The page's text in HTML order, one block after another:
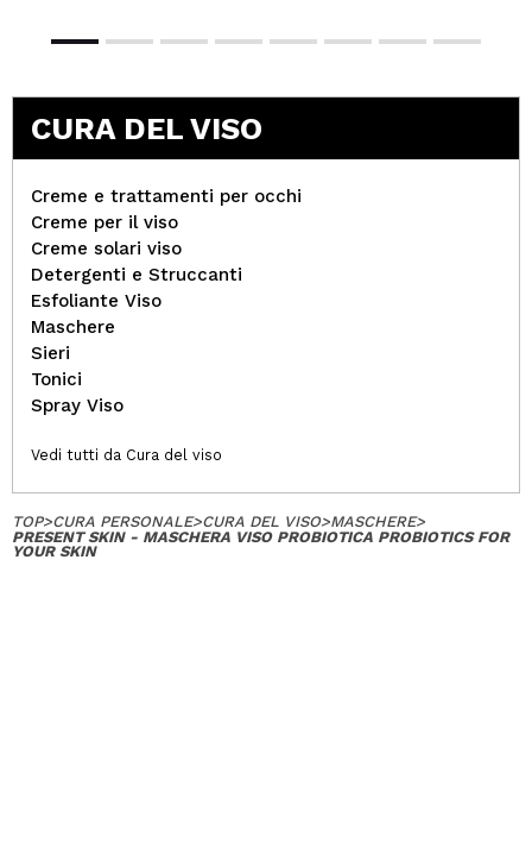
CURA DEL VISO
Creme e trattamenti per occhi
Creme per il viso
Creme solari viso
Detergenti e Struccanti
Esfoliante Viso
Maschere
Sieri
Tonici
Spray Viso
Vedi tutti da Cura del viso
TOP>CURA PERSONALE>CURA DEL VISO>MASCHERE>
PRESENT SKIN - MASCHERA VISO PROBIOTICA PROBIOTICS FOR
YOUR SKIN